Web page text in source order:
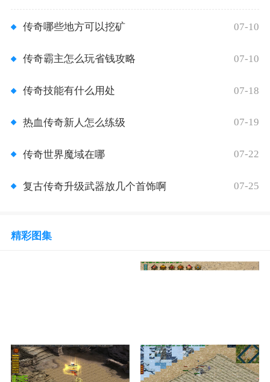
传奇哪些地方可以挖矿 07-10
传奇霸主怎么玩省钱攻略 07-10
传奇技能有什么用处 07-18
热血传奇新人怎么练级 07-19
传奇世界魔域在哪 07-22
复古传奇升级武器放几个首饰啊 07-25
精彩图集